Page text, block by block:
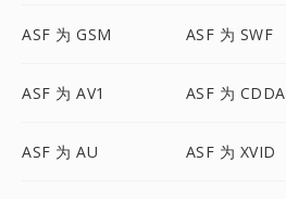
ASF 为 GSM ASF 为 SWF
ASF 为 AV1 ASF 为 CDDA
ASF 为 AU ASF 为 XVID